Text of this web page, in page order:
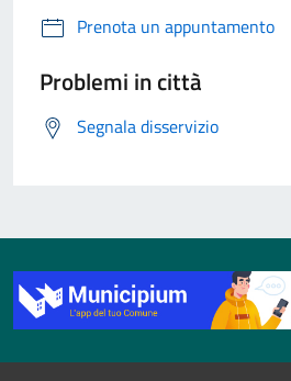
Prenota un appuntamento
Problemi in città
Segnala disservizio